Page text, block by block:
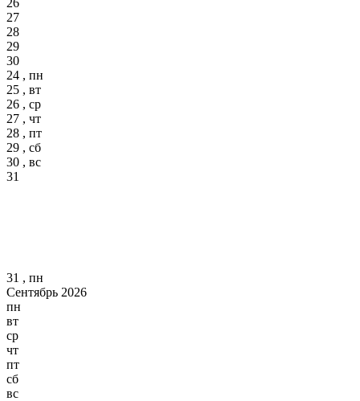
27
28
29
30
24 , пн
25 , вт
26 , ср
27 , чт
28 , пт
29 , сб
30 , вс
31
31 , пн
Сентябрь 2026
пн
вт
ср
чт
пт
сб
вс